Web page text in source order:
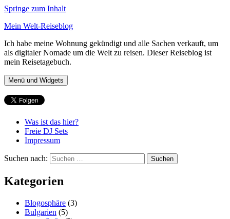
Springe zum Inhalt
Mein Welt-Reiseblog
Ich habe meine Wohnung gekündigt und alle Sachen verkauft, um
als digitaler Nomade um die Welt zu reisen. Dieser Reiseblog ist
mein Reisetagebuch.
Menü und Widgets
Was ist das hier?
Freie DJ Sets
Impressum
Suchen nach:
Kategorien
Blogosphäre (3)
Bulgarien (5)